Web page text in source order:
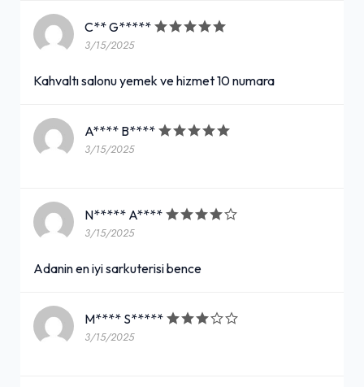
C** G*****
3/15/2025
Kahvaltı salonu yemek ve hizmet 10 numara
A**** B****
3/15/2025
N***** A****
3/15/2025
Adanin en iyi sarkuterisi bence
M**** S*****
3/15/2025